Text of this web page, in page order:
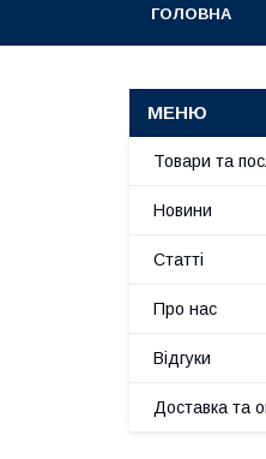
ГОЛОВНА
Товари та
Новини
Статті
Про нас
Відгуки
Доставка та